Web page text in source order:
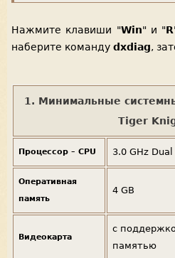
Нажмите клавиши "Win" и "R
наберите команду dxdiag,
1. Минимальные
Tiger
Процессор – CPU 3.0 GHz
Оперативная
память
4 GB
Видеокарта
с
памятью